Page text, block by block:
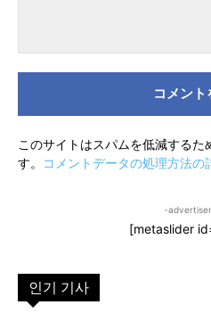
ト：
このサイトはスパムを低減する
す。
コメントデータの処理方法
-
[metaslider
인기 기사